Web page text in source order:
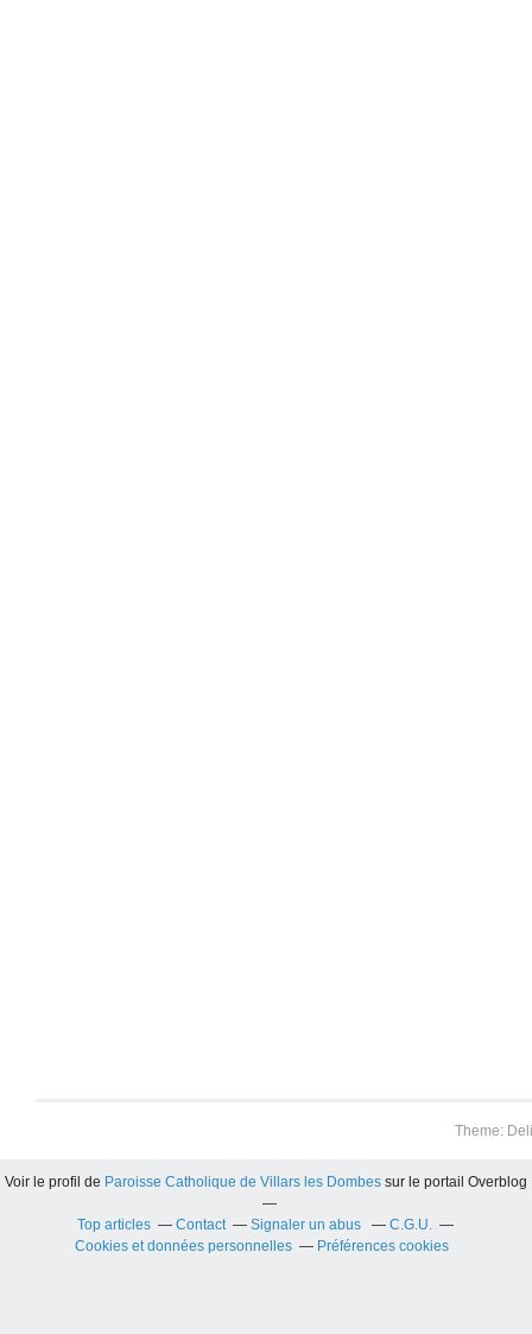
Theme:
Voir le profil de Paroisse Catholique de Villars les Dombes sur le portail Overblog
Top articles Contact Signaler un abus
C.G.U.
Cookies et données personnelles
Préférences cookies